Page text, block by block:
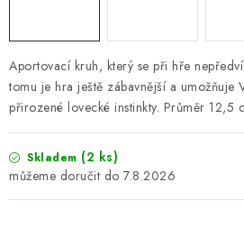
Zásady použivání souboru cookies
FAQ
Aportovací kruh, který se při hře
tomu je hra ještě zábavnější a umožňuje
přirozené lovecké instinkty. Průměr 12,5
Skladem (2 ks)
7.8.2026